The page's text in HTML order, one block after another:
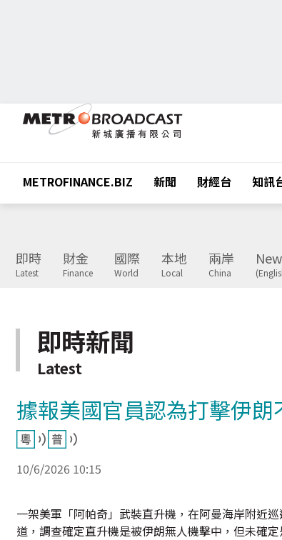
METROFINANCE.BIZ 新聞 財經台 知訊
即時
Latest
財金
Finance
國際
World
本地
Local
兩岸
China
即時新聞
Latest
據報美國官員認為打擊伊朗
10/6/2026 10:15
一架美軍「阿帕奇」武裝直升機，在阿曼海岸附近
道，調查確定直升機是被伊朗無人機擊中，但未確定